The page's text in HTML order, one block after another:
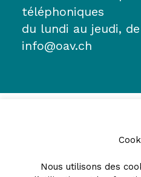
téléphoniques
du lundi au jeudi,
info@oav.ch
Nous utilisons des